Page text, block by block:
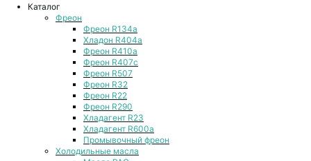
Каталог
Фреон
Фреон R134a
Хладон R404a
Фреон R410a
Фреон R407с
Фреон R507
Фреон R32
Фреон R22
Фреон R290
Хладагент R23
Хладагент R600a
Промывочный фреон
Холодильные масла